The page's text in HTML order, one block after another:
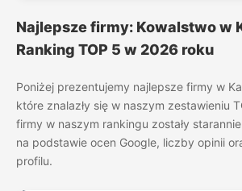
Najlepsze firmy: Kowalstwo w
Ranking TOP 5 w 2026 roku
Poniżej prezentujemy najlepsze firmy w
które znalazły się w naszym zestawieniu
firmy w naszym rankingu zostały
na podstawie ocen Google, liczby opinii
profilu.